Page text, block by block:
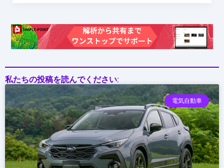
へ
私たちの投稿を読んでください:
電気自動車